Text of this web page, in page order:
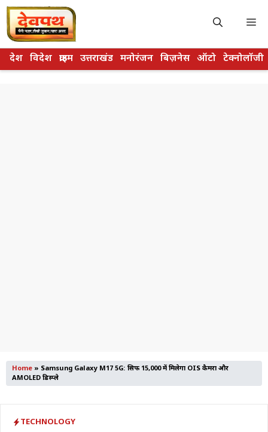
Skip
to
content
देश विदेश क्राइम उत्तराखंड मनोरंजन बिज़नेस ऑटो टेक्नोलॉजी
Home » Samsung Galaxy M17 5G: सिर्फ ₹15,000 में मिलेगा OIS कैमरा और
AMOLED डिस्प्ले
TECHNOLOGY